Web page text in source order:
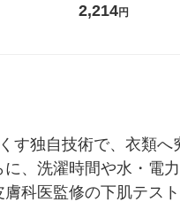
1590ml 1個 洗
×2ロール）2パック
2,214円
す独自技術で、衣類
、洗濯時間や水・電
科医監修の下肌テス